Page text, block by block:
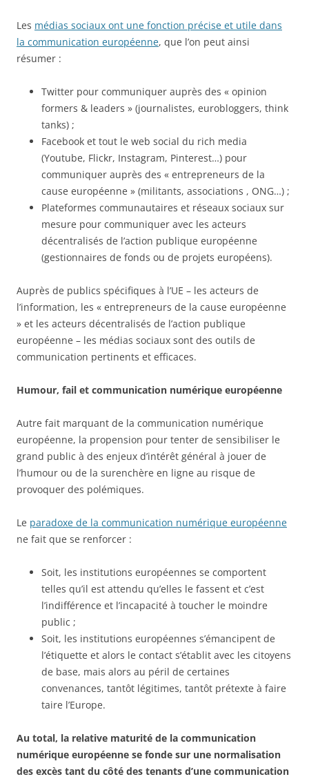
Les médias sociaux ont une fonction précise et utile dans
la communication européenne, que l’on peut ainsi
résumer :
Twitter pour communiquer auprès des « opinion
formers & leaders » (journalistes, eurobloggers, think
tanks) ;
Facebook et tout le web social du rich media
(Youtube, Flickr, Instagram, Pinterest…) pour
communiquer auprès des « entrepreneurs de la
cause européenne » (militants, associations , ONG…) ;
Plateformes communautaires et réseaux sociaux sur
mesure pour communiquer avec les acteurs
décentralisés de l’action publique européenne
(gestionnaires de fonds ou de projets européens).
Auprès de publics spécifiques à l’UE – les acteurs de
l’information, les « entrepreneurs de la cause européenne
» et les acteurs décentralisés de l’action publique
européenne – les médias sociaux sont des outils de
communication pertinents et efficaces.
Humour, fail et communication numérique européenne
Autre fait marquant de la communication numérique
européenne, la propension pour tenter de sensibiliser le
grand public à des enjeux d’intérêt général à jouer de
l’humour ou de la surenchère en ligne au risque de
provoquer des polémiques.
Le paradoxe de la communication numérique européenne
ne fait que se renforcer :
Soit, les institutions européennes se comportent
telles qu’il est attendu qu’elles le fassent et c’est
l’indifférence et l’incapacité à toucher le moindre
public ;
Soit, les institutions européennes s’émancipent de
l’étiquette et alors le contact s’établit avec les citoyens
de base, mais alors au péril de certaines
convenances, tantôt légitimes, tantôt prétexte à faire
taire l’Europe.
Au total, la relative maturité de la communication
numérique européenne se fonde sur une normalisation
des excès tant du côté des tenants d’une communication